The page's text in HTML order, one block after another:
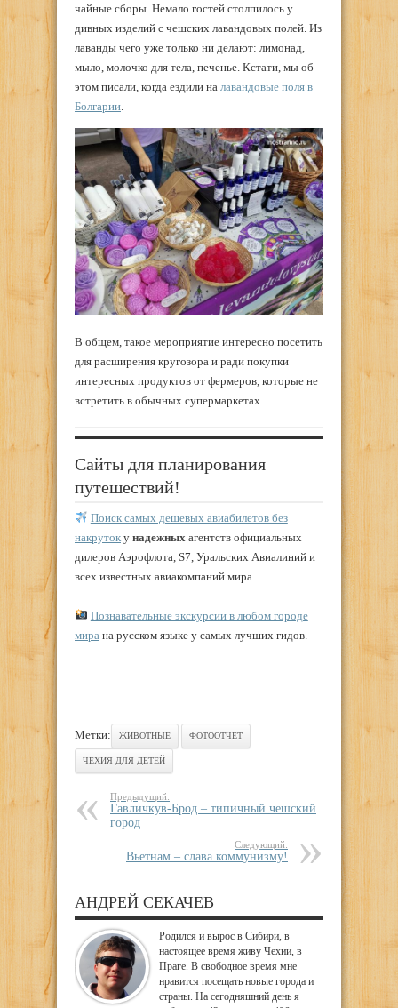
чайные сборы. Немало гостей столпилось у
дивных изделий с чешских лавандовых полей. Из
лаванды чего уже только ни делают: лимонад,
мыло, молочко для тела, печенье. Кстати, мы об
этом писали, когда ездили на лавандовые поля в
Болгарии
В общем, такое мероприятие интересно посетить
для расширения кругозора и ради покупки
интересных продуктов от фермеров, которые не
встретить в обычных супермаркетах.
Сайты для планирования
путешествий!
Поиск самых дешевых авиабилетов без
накруток у надежных агентств официальных
дилеров Аэрофлота, S7, Уральских Авиалиний и
всех известных авиакомпаний мира.
Познавательные экскурсии в любом городе
мира на русском языке у самых лучших гидов.
Метки: ЖИВОТНЫЕ ФОТООТЧЕТ
ЧЕХИЯ ДЛЯ ДЕТЕЙ
Предыдущий:
Гавличкув-Брод – типичный чешский
город
Следующий:
Вьетнам – слава коммунизму!
АНДРЕЙ СЕКАЧЕВ
Родился и вырос в Сибири, в
настоящее время живу Чехии, в
Праге. В свободное время мне
нравится посещать новые города и
страны. На сегодняшний день я